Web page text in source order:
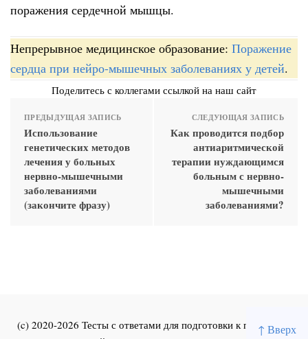
↑ Вверх
поражения сердечной мышцы.
Непрерывное медицинское образование: Поражение
сердца при нейро-мышечных заболеваниях у детей.
Поделитесь с коллегами ссылкой на наш сайт
ПРЕДЫДУЩАЯ ЗАПИСЬ
Использование
генетических методов
лечения у больных
нервно-мышечными
заболеваниями
(закончите фразу)
СЛЕДУЮЩАЯ ЗАПИСЬ
Как проводится подбор
антиаритмической
терапии нуждающимся
больным с нервно-
мышечными
заболеваниями?
(c) 2020-2026 Тесты с ответами для подготовки к первичной